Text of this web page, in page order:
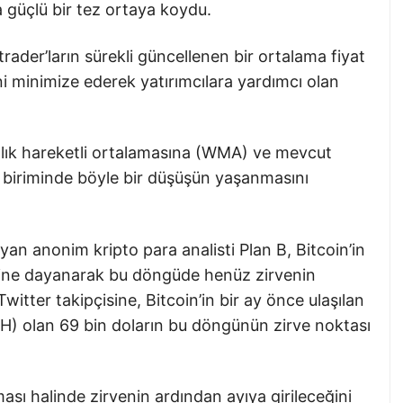
güçlü bir tez ortaya koydu.
sürekli güncellenen bir ortalama fiyat
ederek yatırımcılara yardımcı olan
hareketli ortalamasına (WMA) ve mevcut
böyle bir düşüşün yaşanmasını
anonim kripto para analisti Plan B, Bitcoin’in
dayanarak bu döngüde henüz zirvenin
takipçisine, Bitcoin’in bir ay önce ulaşılan
olan 69 bin doların bu döngünün zirve noktası
halinde zirvenin ardından ayıya girileceğini